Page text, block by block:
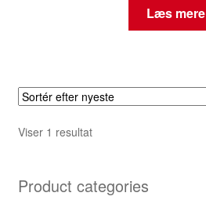
Læs mere
Viser 1 resultat
Product categories